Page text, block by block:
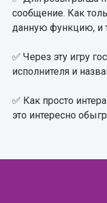
сообщение. Как
данную функцию, и
✅ Через эту игру
исполнителя и
✅ Как просто
это интересно